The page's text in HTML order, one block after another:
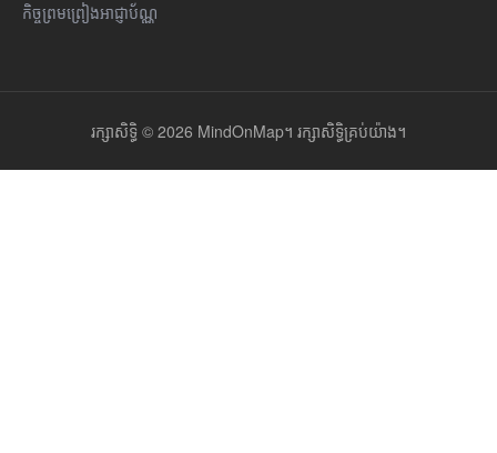
កិច្ចព្រមព្រៀងអាជ្ញាប័ណ្ណ
រក្សាសិទ្ធិ © 2026 MindOnMap។ រក្សាសិទ្ធិគ្រប់យ៉ាង។